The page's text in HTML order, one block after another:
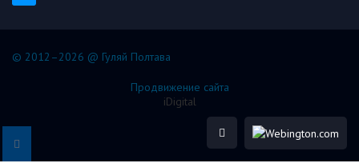
© 2012–2026 @ Гуляй Полтава
Продвижение сайта
iDigital